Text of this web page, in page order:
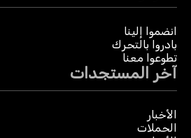
انضموا إلينا
بادروا بالتحرك
تطوعوا معنا
آخر المستجدات
الأخبار
الحملات